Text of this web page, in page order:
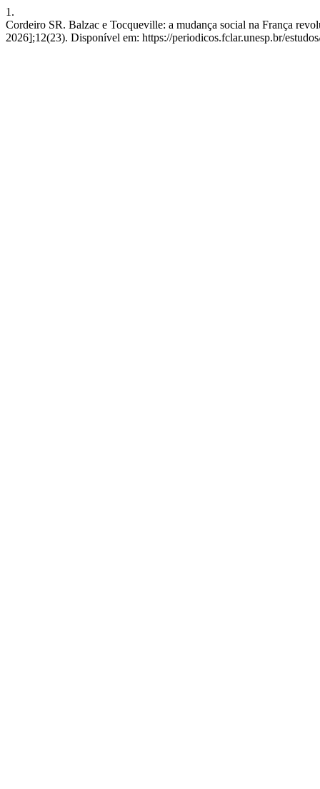
1.
Cordeiro SR. Balzac e Tocqueville: a mudança social na França
2026];12(23). Disponível em: https://periodicos.fclar.unesp.br/